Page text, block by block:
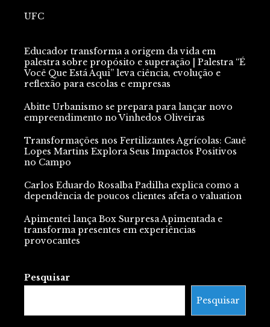
UFC
Educador transforma a origem da vida em
palestra sobre propósito e superação | Palestra “É
Você Que Está Aqui” leva ciência, evolução e
reflexão para escolas e empresas
Abitte Urbanismo se prepara para lançar novo
empreendimento no Vinhedos Oliveiras
Transformações nos Fertilizantes Agrícolas: Cauê
Lopes Martins Explora Seus Impactos Positivos
no Campo
Carlos Eduardo Rosalba Padilha explica como a
dependência de poucos clientes afeta o valuation
Apimentei lança Box Surpresa Apimentada e
transforma presentes em experiências
provocantes
Pesquisar
Pesquisar